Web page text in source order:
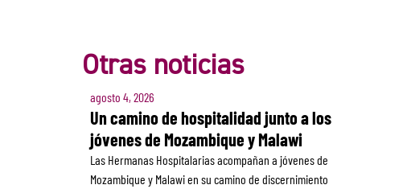
Otras noticias
agosto 4, 2026
Un camino de hospitalidad junto a los
jóvenes de Mozambique y Malawi
Las Hermanas Hospitalarias acompañan a jóvenes de
Mozambique y Malawi en su camino de discernimiento